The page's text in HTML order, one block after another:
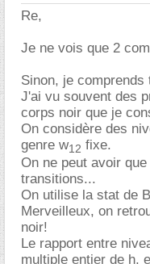
Re,
Je ne vois que 2
Sinon, je comprends
J'ai vu souvent des
corps noir que je
On considère des
genre w12 fixe.
On ne peut avoir
transitions...
On utilise la stat de
Merveilleux, on
noir!
Le rapport entre
multiple entier de h,